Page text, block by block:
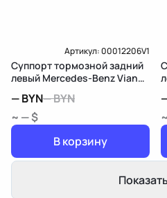
Артикул:00012206V1
Суппорт тормозной задний
левый Mercedes-Benz Viano
—BYN—BYN
~ — $
В корзину